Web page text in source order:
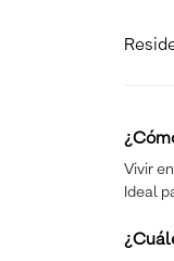
Vivir
Ideal